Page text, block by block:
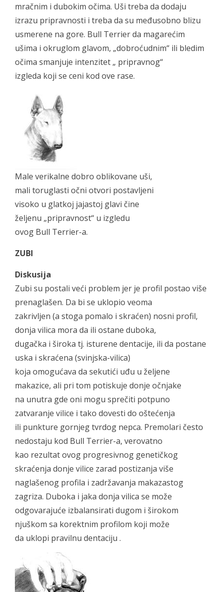
mračnim i dubokim očima. Uši treba da dodaju
izrazu pripravnosti i treba da su međusobno blizu
usmerene na gore. Bull Terrier da magarećim
ušima i okruglom glavom, „dobroćudnim“ ili bledim
očima smanjuje intenzitet „ pripravnog“
izgleda koji se ceni kod ove rase.
Male verikalne dobro oblikovane uši,
mali toruglasti očni otvori postavljeni
visoko u glatkoj jajastoj glavi čine
željenu „pripravnost“ u izgledu
ovog Bull Terrier-a.
ZUBI
Diskusija
Zubi su postali veći problem jer je profil postao više
prenaglašen. Da bi se uklopio veoma
zakrivljen (a stoga pomalo i skraćen) nosni profil,
donja vilica mora da ili ostane duboka,
dugačka i široka tj. isturene dentacije, ili da postane
uska i skraćena (svinjska-vilica)
koja omogućava da sekutići uđu u željene
makazice, ali pri tom potiskuje donje očnjake
na unutra gde oni mogu sprečiti potpuno
zatvaranje vilice i tako dovesti do oštećenja
ili punkture gornjeg tvrdog nepca. Premolari često
nedostaju kod Bull Terrier-a, verovatno
kao rezultat ovog progresivnog genetičkog
skraćenja donje vilice zarad postizanja više
naglašenog profila i zadržavanja makazastog
zagriza. Duboka i jaka donja vilica se može
odgovarajuće izbalansirati dugom i širokom
njuškom sa korektnim profilom koji može
da uklopi pravilnu dentaciju .